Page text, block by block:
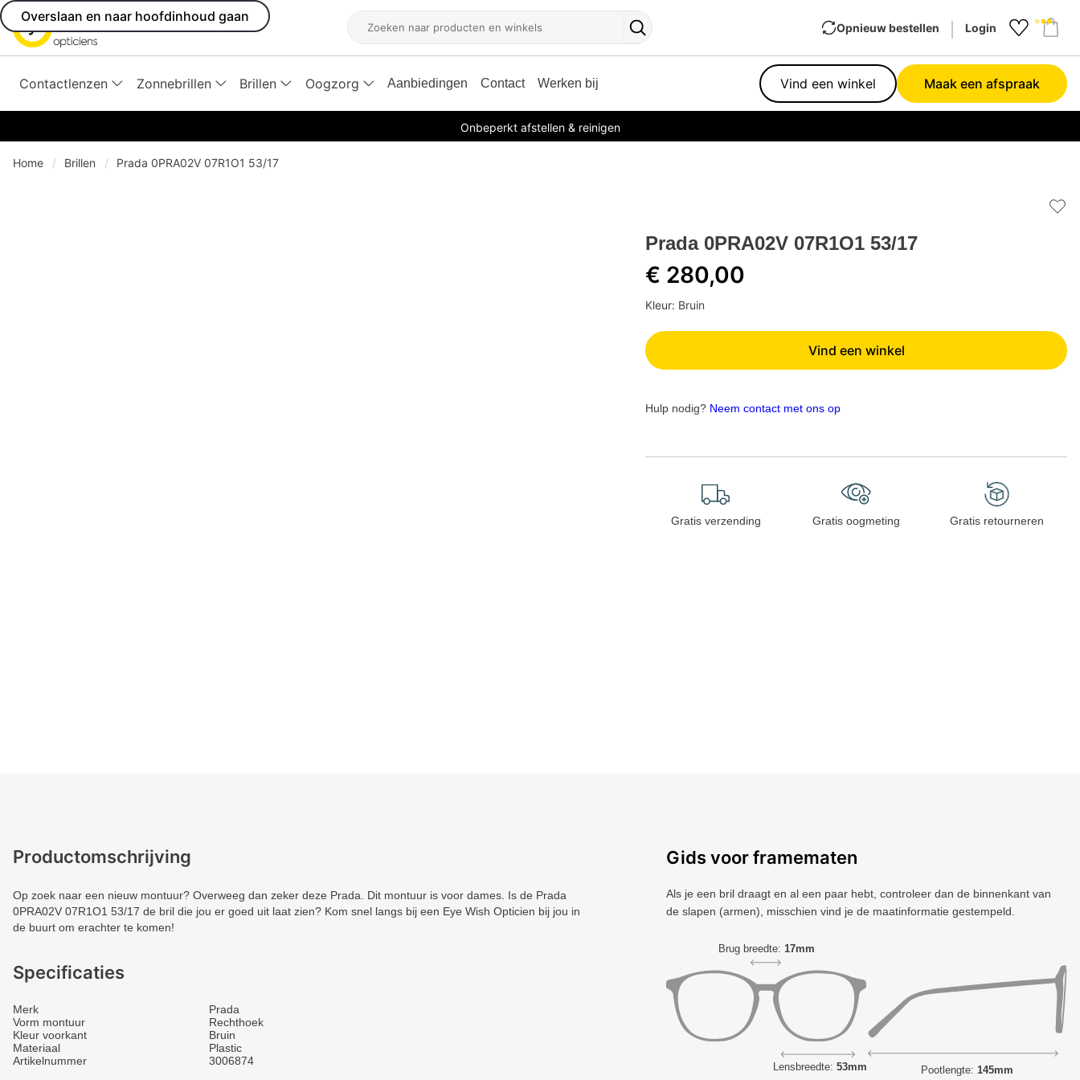
Overslaan en naar hoofdinhoud gaan
Zoeken
Zoekknop
Opnieuw bestellen Login
Contactlenzen Zonnebrillen Brillen Oogzorg Aanbiedingen Contact Werken bij Vind een winkel Maak een afspraak
Onbeperkt afstellen & reinigen
Home Brillen Prada 0PRA02V 07R1O1 53/17
Prada 0PRA02V 07R1O1 53/17
€ 280,00
Kleur: Bruin
Vind een winkel
Hulp nodig? Neem contact met ons op
Gratis verzending Gratis oogmeting Gratis retourneren
Productomschrijving
Op zoek naar een nieuw montuur? Overweeg dan zeker deze Prada. Dit montuur is voor dames. Is de Prada
0PRA02V 07R1O1 53/17 de bril die jou er goed uit laat zien? Kom snel langs bij een Eye Wish Opticien bij jou in
de buurt om erachter te komen!
Specificaties
Merk
Prada
Vorm montuur
Rechthoek
Kleur voorkant
Bruin
Materiaal
Plastic
Artikelnummer
3006874
Gids voor framematen
Als je een bril draagt ​​en al een paar hebt, controleer dan de binnenkant van
de slapen (armen), misschien vind je de maatinformatie gestempeld.
Brug breedte: 17mm
Lensbreedte: 53mm Pootlengte: 145mm